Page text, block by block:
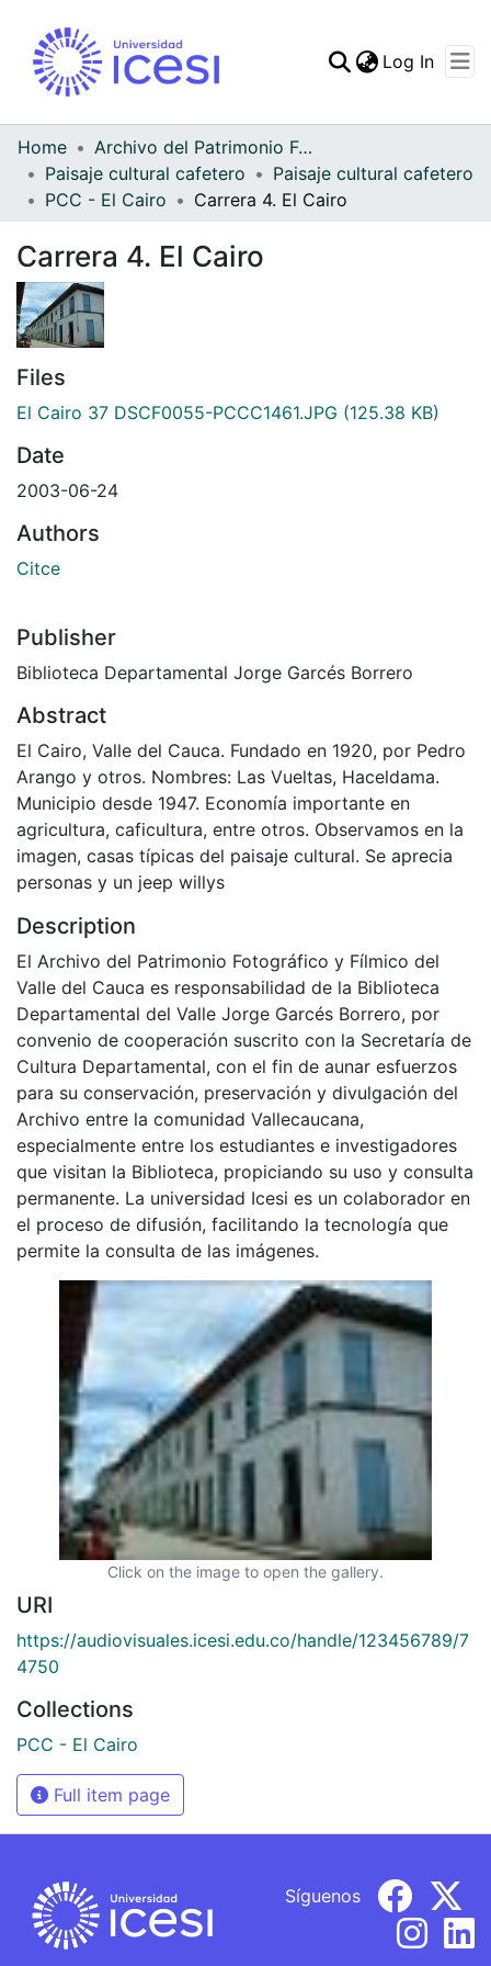
Statistics
Log In
Home
Archivo del Patrimonio Fotográfico y Fílmico del Valle del Cauca
Paisaje cultural cafetero
Paisaje cultural cafetero
PCC - El Cairo
Carrera 4. El Cairo
Carrera 4. El Cairo
Files
El Cairo 37 DSCF0055-PCCC1461.JPG (125.38 KB)
Date
2003-06-24
Authors
Citce
Publisher
Biblioteca Departamental Jorge Garcés Borrero
Abstract
El Cairo, Valle del Cauca. Fundado en 1920, por Pedro
Arango y otros. Nombres: Las Vueltas, Haceldama.
Municipio desde 1947. Economía importante en
agricultura, caficultura, entre otros. Observamos en la
imagen, casas típicas del paisaje cultural. Se aprecia
personas y un jeep willys
Description
El Archivo del Patrimonio Fotográfico y Fílmico del
Valle del Cauca es responsabilidad de la Biblioteca
Departamental del Valle Jorge Garcés Borrero, por
convenio de cooperación suscrito con la Secretaría de
Cultura Departamental, con el fin de aunar esfuerzos
para su conservación, preservación y divulgación del
Archivo entre la comunidad Vallecaucana,
especialmente entre los estudiantes e investigadores
que visitan la Biblioteca, propiciando su uso y consulta
permanente. La universidad Icesi es un colaborador en
el proceso de difusión, facilitando la tecnología que
permite la consulta de las imágenes.
Click on the image to open the gallery.
URI
https://audiovisuales.icesi.edu.co/handle/123456789/7
4750
Collections
PCC - El Cairo
Full item page
Síguenos